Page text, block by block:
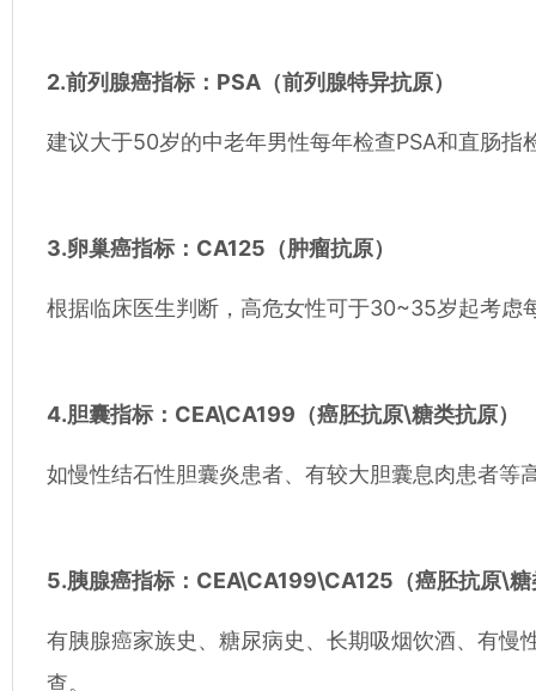
2.前列腺癌指标：PSA（前列腺特异抗原）
建议大于50岁的中老年男性每年检查PSA和直肠
3.卵巢癌指标：CA125（肿瘤抗原）
根据临床医生判断，高危女性可于30~35岁起考虑
4.胆囊指标：CEA\CA199（癌胚抗原\糖类抗原）
如慢性结石性胆囊炎患者、有较大胆囊息肉患者
5.胰腺癌指标：CEA\CA199\CA125（癌胚抗原\
有胰腺癌家族史、糖尿病史、长期吸烟饮酒、有慢
查。